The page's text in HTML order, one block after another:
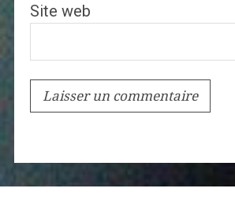
Site web